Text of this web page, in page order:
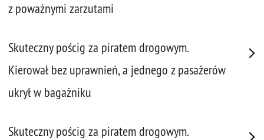
z poważnymi zarzutami
Skuteczny pościg za piratem drogowym.
Kierował bez uprawnień, a jednego z pasażerów
ukrył w bagażniku
Skuteczny pościg za piratem drogowym.